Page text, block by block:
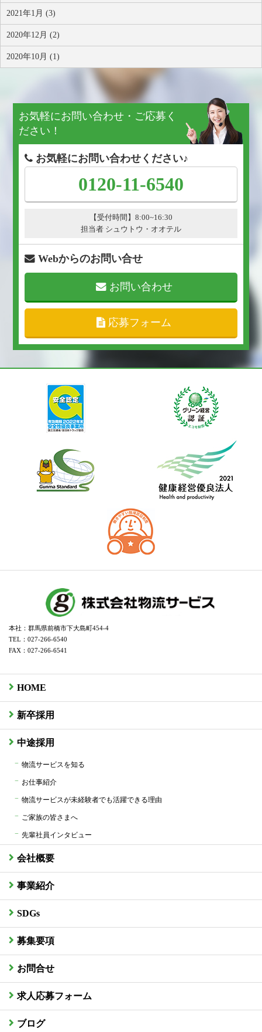
2021年1月 (3)
2020年12月 (2)
2020年10月 (1)
お気軽にお問い合わせ・ご応募く
ださい！
お気軽にお問い合わせください♪
0120-11-6540
【受付時間】8:00~16:30
担当者 シュウトウ・オオテル
Webからのお問い合せ
お問い合わせ
応募フォーム
本社：群馬県前橋市下大島町454-4
TEL：027-266-6540
FAX：027-266-6541
HOME
新卒採用
中途採用
物流サービスを知る
お仕事紹介
物流サービスが未経験者でも活躍できる理由
ご家族の皆さまへ
先輩社員インタビュー
会社概要
事業紹介
SDGs
募集要項
お問合せ
求人応募フォーム
ブログ